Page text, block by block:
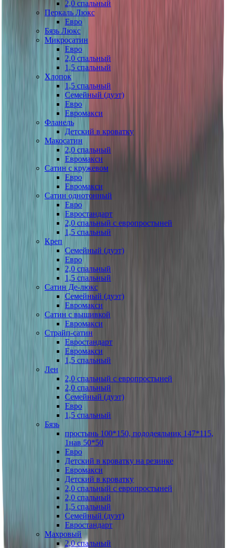
2,0 спальный
Перкаль Люкс
Евро
Бязь Люкс
Микросатин
Евро
2,0 спальный
1,5 спальный
Хлопок
1,5 спальный
Семейный (дуэт)
Евро
Евромакси
Фланель
Детский в кроватку
Макосатин
2,0 спальный
Евромакси
Сатин с кружевом
Евро
Евромакси
Сатин однотонный
Евро
Евростандарт
2,0 спальный с европростыней
1,5 спальный
Креп
Семейный (дуэт)
Евро
2,0 спальный
1,5 спальный
Сатин Де-люкс
Семейный (дуэт)
Евромакси
Сатин с вышивкой
Евромакси
Страйп-сатин
Евростандарт
Евромакси
1,5 спальный
Лен
2,0 спальный с европростыней
2,0 спальный
Семейный (дуэт)
Евро
1,5 спальный
Бязь
простынь 100*150, пододеяльник 147*115,
1нав 50*50
Евро
Детский в кроватку на резинке
Евромакси
Детский в кроватку
2,0 спальный с европростыней
2,0 спальный
1,5 спальный
Семейный (дуэт)
Евростандарт
Махровый
2,0 спальный